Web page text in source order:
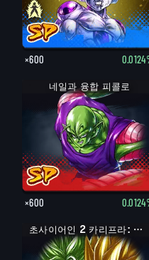
×600
네일과 융합 피콜로
×600
초사이어인 2 카리프라: 케일 (어시스트)